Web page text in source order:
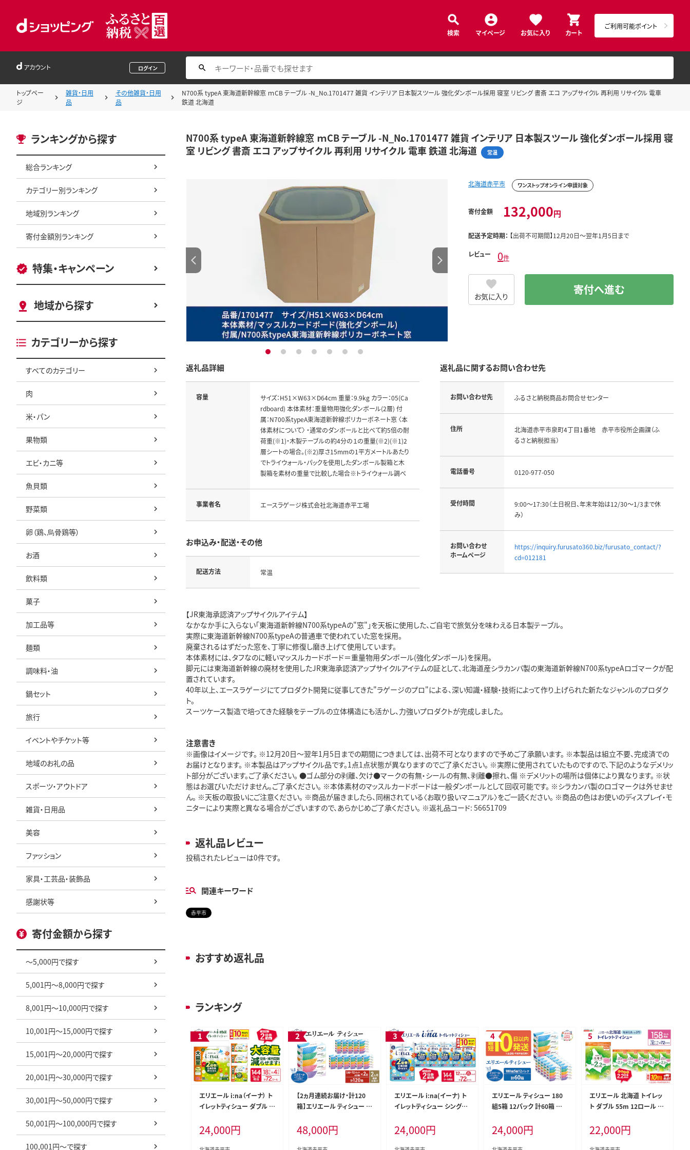
検索 マイページ お気に入り カート
ご利用可能ポイント
アカウント ログイン
トップペー
ジ
雑貨・日用
品
その他雑貨・日用
品
N700系 typeA 東海道新幹線窓 ｍCB テーブル -N_No.1701477 雑貨 インテリア 日本製スツール 強化ダンボール採用 寝室 リビング 書斎 エコ アップサイクル 再利用 リサイクル 電車
鉄道 北海道
ランキングから探す
総合ランキング
カテゴリー別ランキング
地域別ランキング
寄付金額別ランキング
特集・キャンペーン
地域から探す
カテゴリーから探す
すべてのカテゴリー
肉
米・パン
果物類
エビ・カニ等
魚貝類
野菜類
卵（鶏、烏骨鶏等）
お酒
飲料類
菓子
加工品等
麺類
調味料・油
鍋セット
旅行
イベントやチケット等
地域のお礼の品
スポーツ・アウトドア
雑貨・日用品
美容
ファッション
家具・工芸品・装飾品
感謝状等
寄付金額から探す
～5,000円で探す
5,001円～8,000円で探す
8,001円～10,000円で探す
10,001円～15,000円で探す
15,001円～20,000円で探す
20,001円～30,000円で探す
30,001円～50,000円で探す
50,001円～100,000円で探す
100,001円～で探す
N700系 typeA 東海道新幹線窓 ｍCB テーブル -N_No.1701477 雑貨 インテリア 日本製スツール 強化ダンボール採用 寝
室 リビング 書斎 エコ アップサイクル 再利用 リサイクル 電車 鉄道 北海道
常温
1 2 3 4 5 6 7
北海道赤平市 ワンストップオンライン申請対象
寄付金額 132,000円
配送予定時期： 【出荷不可期間】12月20日～翌年1月5日まで
レビュー 0件
お気に入り 寄付へ進む
返礼品詳細
容量
サイズ：H51×W63×D64cm 重量：9.9kg カラー：05(Ca
rdboard) 本体素材：重量物用強化ダンボール(2層) 付
属：N700系typeA東海道新幹線ポリカーボネート窓 〈本
体素材について〉 ・通常のダンボールと比べて約5倍の耐
荷重(※1)・木製テーブルの約4分の１の重量(※2)(※1)2
層シートの場合。(※2)厚さ15mmの1平方メートルあたり
でトライウォール・パックを使用したダンボール製箱と木
製箱を素材の重量で比較した場合※トライウォール調べ
事業者名 エースラゲージ株式会社北海道赤平工場
お申込み・配送・その他
配送方法 常温
返礼品に関するお問い合わせ先
お問い合わせ先 ふるさと納税商品お問合せセンター
住所
北海道赤平市泉町4丁目1番地 赤平市役所企画課（ふ
るさと納税担当）
電話番号 0120-977-050
受付時間
9:00～17:30（土日祝日、年末年始は12/30～1/3まで休
み）
お問い合わせ
ホームページ
https://inquiry.furusato360.biz/furusato_contact/?
cd=012181
【JR東海承認済アップサイクルアイテム】
なかなか手に入らない「東海道新幹線N700系typeAの"窓"」を天板に使用した、ご自宅で旅気分を味わえる日本製テーブル。
実際に東海道新幹線N700系typeAの普通車で使われていた窓を採用。
廃棄されるはずだった窓を、丁寧に修復し磨き上げて使用しています。
本体素材には、タフなのに軽いマッスルカードボード＝重量物用ダンボール(強化ダンボール)を採用。
脚元には東海道新幹線の廃材を使用したJR東海承認済アップサイクルアイテムの証として、北海道産シラカンバ製の東海道新幹線N700系typeAロゴマークが配
置されています。
40年以上、エースラゲージにてプロダクト開発に従事してきた"ラゲージのプロ"による、深い知識・経験・技術によって作り上げられた新たなジャンルのプロダク
ト。
スーツケース製造で培ってきた経験をテーブルの立体構造にも活かし、力強いプロダクトが完成しました。
注意書き
※画像はイメージです。 ※12月20日～翌年1月5日までの期間につきましては、出荷不可となりますので予めご了承願います。 ※本製品は組立不要、完成済での
お届けとなります。 ※本製品はアップサイクル品です。1点1点状態が異なりますのでご了承ください。 ※実際に使用されていたものですので、下記のようなデメリッ
ト部分がございます。ご了承ください。 ●ゴム部分の剥離、欠け●マークの有無・シールの有無、剥離●擦れ、傷 ※デメリットの場所は個体により異なります。 ※状
態はお選びいただけません。ご了承ください。 ※本体素材のマッスルカードボードは一般ダンボールとして回収可能です。 ※シラカンバ製のロゴマークは外せませ
ん。 ※天板の取扱いにご注意ください。 ※商品が届きましたら、同梱されている〈お取り扱いマニュアル〉をご一読ください。 ※商品の色はお使いのディスプレイ・モ
ニターにより実際と異なる場合がございますので、あらかじめご了承ください。 ※返礼品コード: 56651709
返礼品レビュー
投稿されたレビューは0件です。
関連キーワード
赤平市
おすすめ返礼品
ランキング
エリエール i:na（イーナ） ト
イレットティシュー ダブル 5
ール 最短 10日以内配送 最
短配送 2倍巻 トイレットペ
24,000円
【2ヵ月連続お届け・計120
箱】エリエール ティシュー 1
ュペーパー 箱ティッシュ ボ
ックスティッシュ 紙 まとめ買
48,000円
エリエール i:na(イーナ) ト
イレットティシュー シングル
ール 最短 10日以内配送 最
短配送 2倍巻 長持ち まとめ
24,000円
エリエール ティシュー 180
組5箱 12パック 計60箱 最
ィッシュ ボックスティッシュ
まとめ買い ペーパー 紙 防
24,000円
エリエール 北海道 トイレッ
ト ダブル 55m 12ロール 6
最短配送 なまらたっぷり 2.2
倍巻 トイレットペーパー 大
22,000円